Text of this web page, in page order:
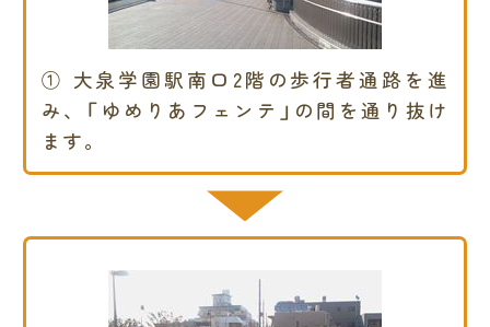
① 大泉学園駅南口2階の歩行者通路を進
み、「ゆめりあフェンテ」の間を通り抜け
ます。